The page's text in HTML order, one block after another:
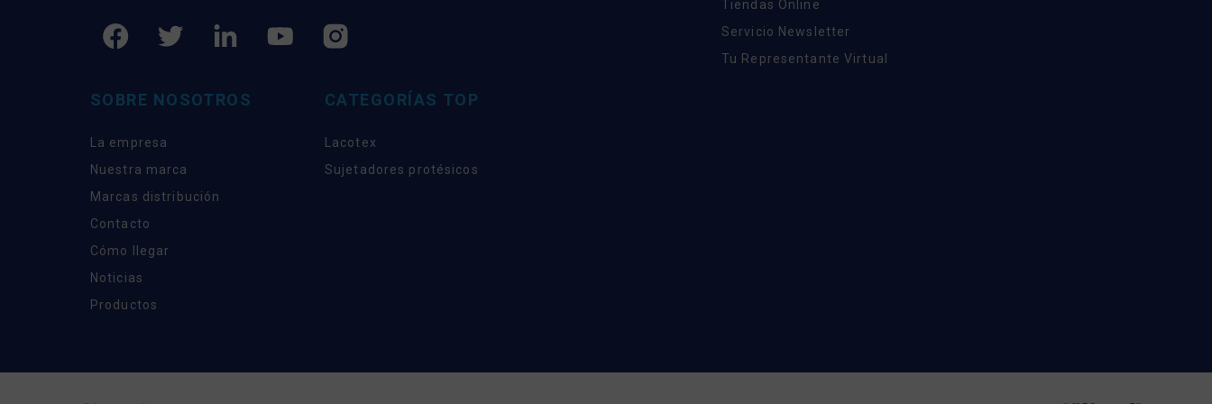
Tiendas Online
Servicio Newsletter
Tu Representante Virtual
SOBRE NOSOTROS
La empresa
Nuestra marca
Marcas distribución
Contacto
Cómo llegar
Noticias
Productos
CATEGORÍAS TOP
Lacotex
Sujetadores protésicos